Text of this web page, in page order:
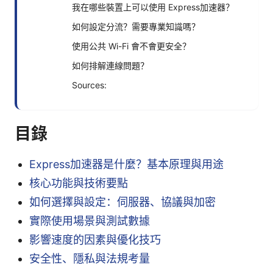
我在哪些裝置上可以使用 Express加速器？
如何設定分流？需要專業知識嗎？
使用公共 Wi-Fi 會不會更安全？
如何排解連線問題？
Sources:
目錄
Express加速器是什麼？基本原理與用途
核心功能與技術要點
如何選擇與設定：伺服器、協議與加密
實際使用場景與測試數據
影響速度的因素與優化技巧
安全性、隱私與法規考量